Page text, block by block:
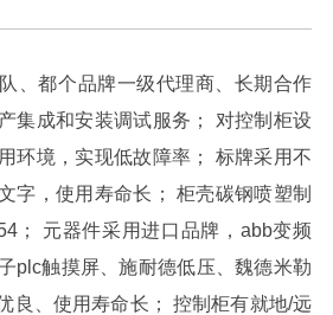
、都个品牌一级代理商、长期合作
集成和安装调试服务； 对控制柜设
环境，实现低故障率； 标牌采用不
字，使用寿命长； 柜壳碳钢喷塑制
； 元器件采用进口品牌，abb变频
plc触摸屏、施耐德低压、魏德米勒
良、使用寿命长； 控制柜有就地/远